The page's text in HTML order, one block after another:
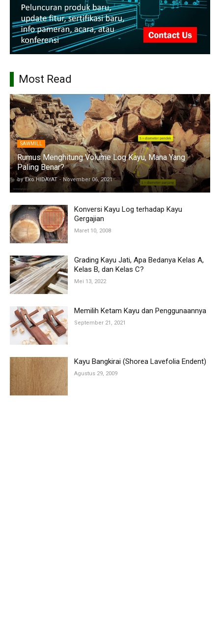
Most Read
SAWMILL
Rumus Menghitung Volume Log Kayu, Mana Yang
Paling Benar?
by Eko HIDAYAT - November 06, 2021
Konversi Kayu Log terhadap Kayu
Gergajian
Maret 10, 2008
Grading Kayu Jati, Apa Bedanya Kelas A,
Kelas B, dan Kelas C?
Mei 13, 2022
Memilih Ketam Kayu dan Penggunaannya
September 21, 2021
Kayu Bangkirai (Shorea Lavefolia Endent)
Agustus 29, 2009